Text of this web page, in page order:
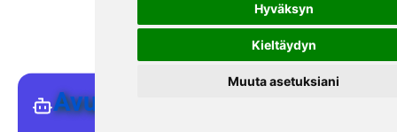
Hyväksyn
Kieltäydyn
Muuta asetuksiani
Avustaja